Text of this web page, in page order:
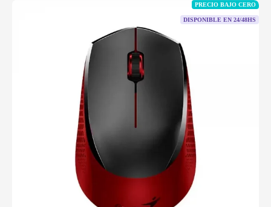
PRECIO BAJO CERO
DISPONIBLE EN 24/48HS